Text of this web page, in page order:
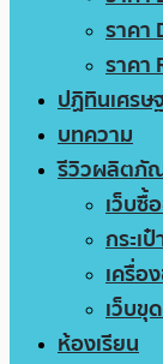
ราคา
ราคา
ปฏิทินเศรษ
บทความ
รีวิวผลิตภั
เว็บซื้
กระเ
เครื่อ
เว็บขุ
ห้องเรียน